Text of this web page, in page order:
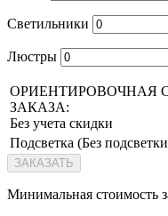
Светильники
Люстры
ОРИЕНТИРОВОЧНАЯ
ЗАКАЗА:
Без учета скидки
Подсветка (Без подсветки
ЗАКАЗАТЬ
Минимальная стоимость